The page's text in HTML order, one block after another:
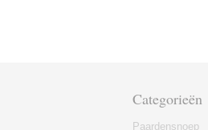
Categorieën
Paardensnoep